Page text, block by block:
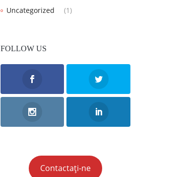
Uncategorized
(1)
FOLLOW US
Contactați-ne